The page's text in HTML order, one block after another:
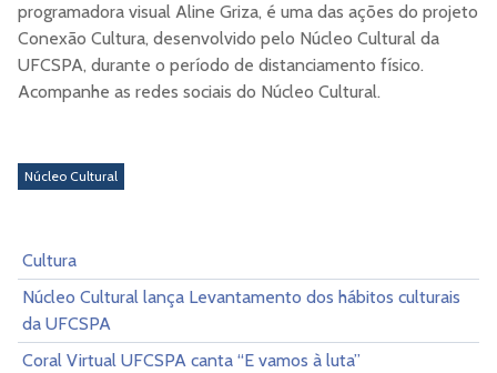
programadora visual Aline Griza, é uma das ações do projeto
Conexão Cultura, desenvolvido pelo Núcleo Cultural da
UFCSPA, durante o período de distanciamento físico.
Acompanhe as redes sociais do Núcleo Cultural.
Núcleo Cultural
Cultura
Núcleo Cultural lança Levantamento dos hábitos culturais
da UFCSPA
Coral Virtual UFCSPA canta “E vamos à luta”